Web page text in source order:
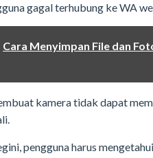
gagal terhubung ke WA
Cara Menyimpan File dan
kamera tidak dapat
pengguna harus